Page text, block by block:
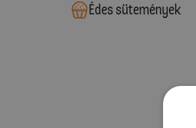
Édes sütemények